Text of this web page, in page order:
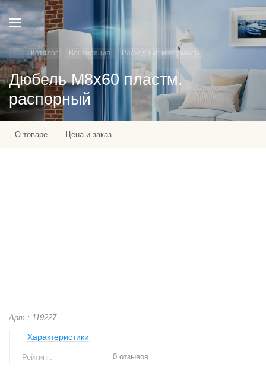
Каталог Вентиляция Расходные материалы
Дюбель М8х60 пластм.
распорный
О товаре Цена и заказ
Арт.: 119227
Характеристики
Рейтинг: 0 отзывов